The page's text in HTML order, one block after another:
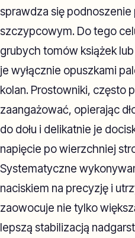
sprawdza się
szczypcowym. Do tego
grubych tomów książek
je wyłącznie opuszkami
kolan. Prostowniki, często
zaangażować, opierając
do dołu i delikatnie je
napięcie po wierzchniej
Systematyczne
naciskiem na precyzję i
zaowocuje nie tylko
lepszą stabilizacją